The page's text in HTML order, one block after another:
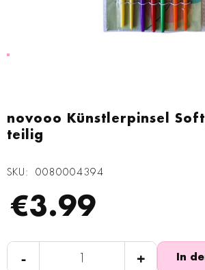
novooo Künstlerpinsel
teilig
SKU 0080004394
€3.99
- + In
Anfang
der
Bildgalerie